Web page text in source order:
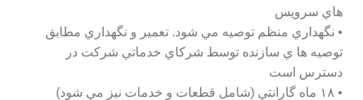
هاي سرويس
• نگهداري منظم توصيه مي شود. تعمير و نگهداري مطابق
توصيه ها ي سازنده توسط شركاي خدماتي شركت در
دسترس است
• ١٨ ماه گارانتي (شامل قطعات و خدمات نيز مي شود)